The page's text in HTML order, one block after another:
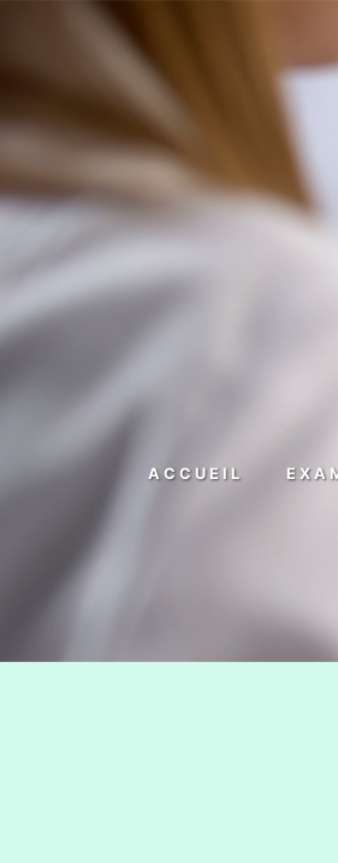
Panneau de gestion des cookies
ACCUEIL